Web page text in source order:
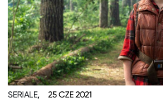
SERIALE, 25 CZE 2021